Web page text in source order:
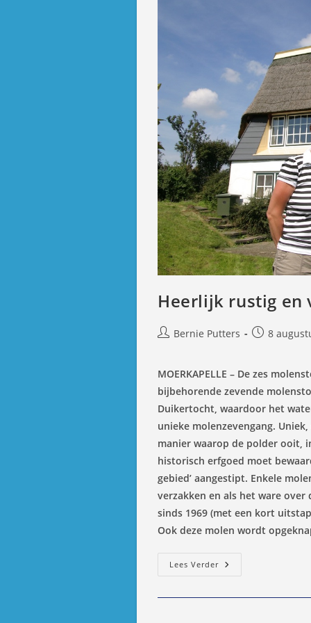
Heerlijk rustig en
BerichtBernie Putters
Bericht
8
MOERKAPELLE – De zes
bijbehorende zevende
Duikertocht, waardoor het
unieke molenzevengang.
manier waarop de polder ooit,
historisch erfgoed moet
gebied’ aangestipt. Enkele
verzakken en als het ware over
sinds 1969 (met een kort
Ook deze molen wordt
Lees VerderHeerlijk